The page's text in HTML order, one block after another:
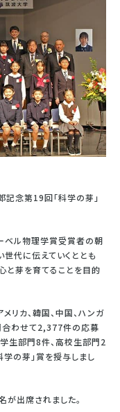
念第19回「科学の芽」
ベル物理学賞受賞者の朝
代に伝えていくととも
と芽を育てることを目的
リカ、韓国、中国、ハンガ
合わせて2,377件の応募
生部門8件、高校生部門2
の芽」賞を授与しまし
出席されました。